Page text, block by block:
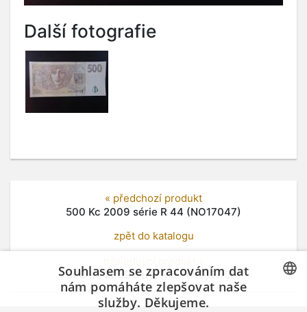
Další fotografie
« předchozí produkt
500 Kc 2009 série R 44 (NO17047)
zpět do katalogu
500 Kc 2009 série R 37 (NO17050)
Souhlasem se zpracováním dat
nám pomáháte zlepšovat naše
služby. Děkujeme.